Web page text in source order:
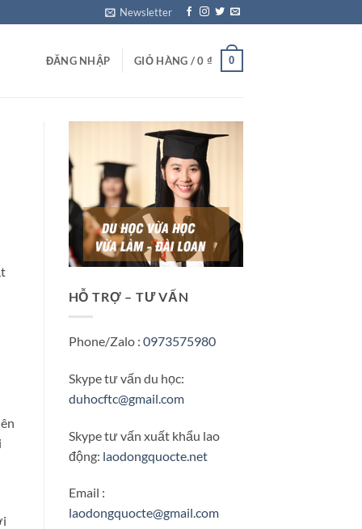
Newsletter
ĐĂNG NHẬP GIỎ HÀNG /0 ₫ 0
HỖ TRỢ – TƯ VẤN
Phone/Zalo : 0973575980
Skype tư vấn du học:
duhocftc@gmail.com
Skype tư vấn xuất khẩu lao
động: laodongquocte.net
Email :
laodongquocte@gmail.com